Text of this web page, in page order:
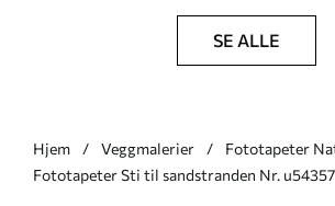
SE ALLE
Hjem Veggmalerier
Fototapeter
Fototapeter Sti til sandstranden Nr. u54357